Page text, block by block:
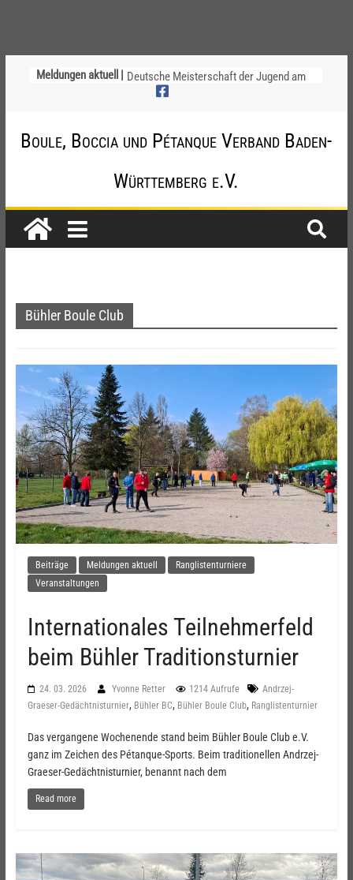
Meldungen aktuell | Ligapokal Mittelbaden
Deutsche Meisterschaft der Jugend am
Einladung zur Jugendvollversammlung
2026
Boule, Boccia und Pétanque Verband Baden-
Württemberg e.V.
Bühler Boule Club
Beiträge Meldungen aktuell
Ranglistenturniere
Veranstaltungen
Internationales Teilnehmerfeld
beim Bühler Traditionsturnier
24. 03. 2026 Yvonne Retter 1214 Aufrufe
Andrzej-
Graeser-Gedächtnisturnier, Bühler BC, Bühler Boule Club, Ranglistenturnier
Das vergangene Wochenende stand beim Bühler Boule Club e.V.
ganz im Zeichen des Pétanque-Sports. Beim traditionellen Andrzej-
Graeser-Gedächtnisturnier, benannt nach dem
Read more